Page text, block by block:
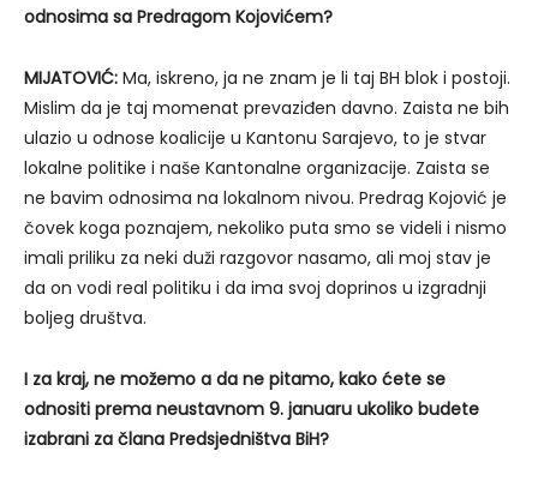
odnosima sa Predragom Kojovićem?
MIJATOVIĆ: Ma, iskreno, ja ne znam je li taj BH blok i postoji.
Mislim da je taj momenat prevaziđen davno. Zaista ne bih
ulazio u odnose koalicije u Kantonu Sarajevo, to je stvar
lokalne politike i naše Kantonalne organizacije. Zaista se
ne bavim odnosima na lokalnom nivou. Predrag Kojović je
čovek koga poznajem, nekoliko puta smo se videli i nismo
imali priliku za neki duži razgovor nasamo, ali moj stav je
da on vodi real politiku i da ima svoj doprinos u izgradnji
boljeg društva.
I za kraj, ne možemo a da ne pitamo, kako ćete se
odnositi prema neustavnom 9. januaru ukoliko budete
izabrani za člana Predsjedništva BiH?